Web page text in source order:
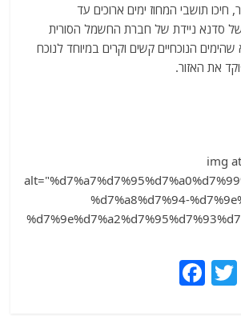
חיכו תושבי המחוז ימים ארוכים עד
סדנא ניידת של חברת החשמל הסורית
הנוכחיים קשים וקרים במיוחד לנוכח
את האזור.
[img
%d7%a8%d7%94-
E
T